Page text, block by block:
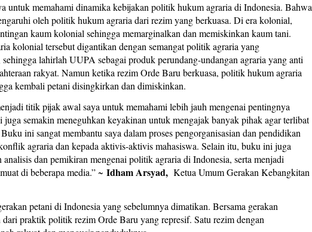
untuk memahami dinamika kebijakan politik hukum agraria di Indonesia. Bahwa
oleh politik hukum agraria dari rezim yang berkuasa. Di era kolonial,
kaum kolonial sehingga memarginalkan dan memiskinkan kaum tani.
kolonial tersebut digantikan dengan semangat politik agraria yang
lahirlah UUPA sebagai produk perundang-undangan agraria yang anti
rakyat. Namun ketika rezim Orde Baru berkuasa, politik hukum agraria
kembali petani disingkirkan dan dimiskinkan.
titik pijak awal saya untuk memahami lebih jauh mengenai pentingnya
juga semakin meneguhkan keyakinan untuk mengajak banyak pihak agar terlibat
ini sangat membantu saya dalam proses pengorganisasian dan pendidikan
agraria dan kepada aktivis-aktivis mahasiswa. Selain itu, buku ini juga
dan pemikiran mengenai politik agraria di Indonesia, serta menjadi
di beberapa media.” ~ Idham Arsyad, Ketua Umum Gerakan Kebangkitan
petani di Indonesia yang sebelumnya dimatikan. Bersama gerakan
praktik politik rezim Orde Baru yang represif. Satu rezim dengan